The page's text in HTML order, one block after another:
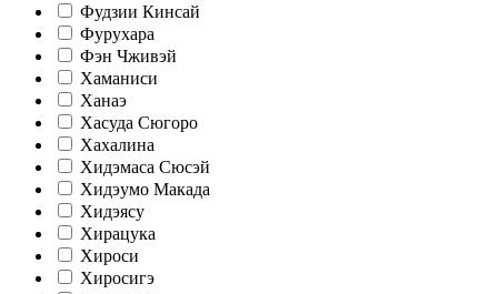
Фудзии Кинсай
Фурухара
Фэн Чживэй
Хаманиси
Ханаэ
Хасуда Сюгоро
Хахалина
Хидэмаса Сюсэй
Хидэумо Макада
Хидэясу
Хирацука
Хироси
Хиросигэ